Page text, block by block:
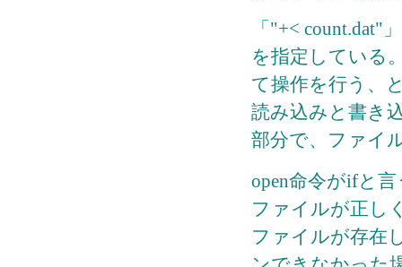
「"+<
を指定している
て操作を行う、
読み込みと書き
部分で、ファイ
open命令がifと
ファイルが正し
ファイルが存在